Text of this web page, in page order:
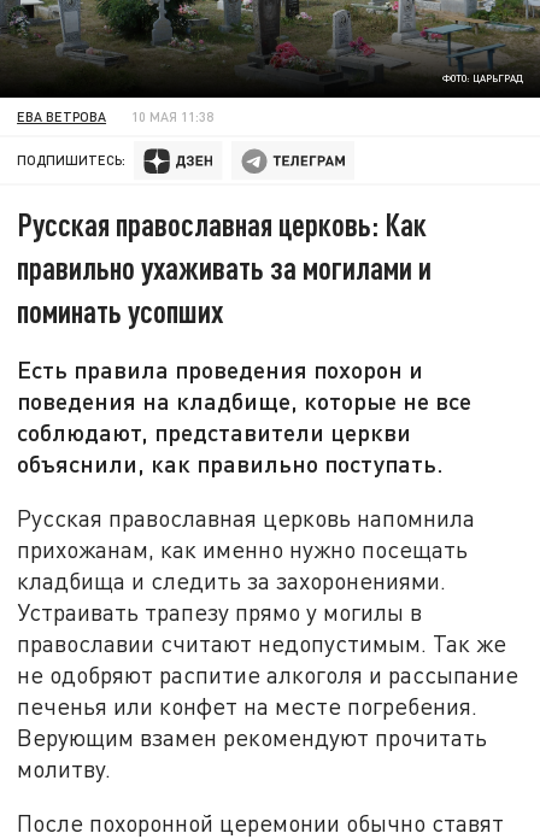
ФОТО: ЦАРЬГРАД
ЕВА ВЕТРОВА 10 МАЯ 11:38
ПОДПИШИТЕСЬ:
Русская православная церковь: Как
правильно ухаживать за могилами и
поминать усопших
Есть правила проведения похорон и
поведения на кладбище, которые не все
соблюдают, представители церкви
объяснили, как правильно поступать.
Русская православная церковь напомнила
прихожанам, как именно нужно посещать
кладбища и следить за захоронениями.
Устраивать трапезу прямо у могилы в
православии считают недопустимым. Так же
не одобряют распитие алкоголя и рассыпание
печенья или конфет на месте погребения.
Верующим взамен рекомендуют прочитать
молитву.
После похоронной церемонии обычно ставят